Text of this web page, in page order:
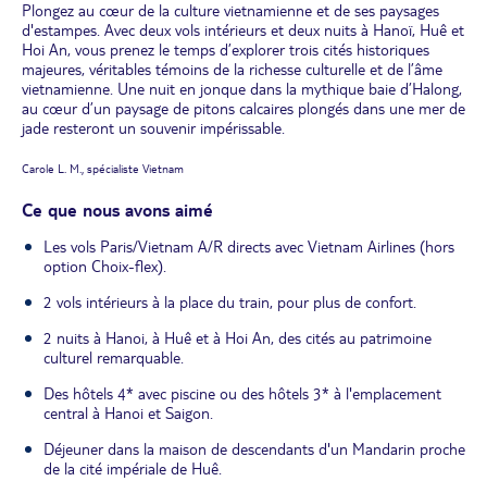
Plongez au cœur de la culture vietnamienne et de ses paysages
d'estampes. Avec deux vols intérieurs et deux nuits à Hanoï, Huê et
Hoi An, vous prenez le temps d’explorer trois cités historiques
majeures, véritables témoins de la richesse culturelle et de l’âme
vietnamienne. Une nuit en jonque dans la mythique baie d’Halong,
au cœur d’un paysage de pitons calcaires plongés dans une mer de
jade resteront un souvenir impérissable.
Carole L. M., spécialiste Vietnam
Ce que nous avons aimé
Les vols Paris/Vietnam A/R directs avec Vietnam Airlines (hors
option Choix-flex).
2 vols intérieurs à la place du train, pour plus de confort.
2 nuits à Hanoi, à Huê et à Hoi An, des cités au patrimoine
culturel remarquable.
Des hôtels 4* avec piscine ou des hôtels 3* à l'emplacement
central à Hanoi et Saigon.
Déjeuner dans la maison de descendants d'un Mandarin proche
de la cité impériale de Huê.